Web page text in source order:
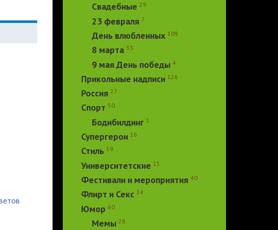
Свадебные 29
23 февраля 7
День влюбленных 109
8 марта 33
9 мая День победы 4
Прикольные надписи 126
Россия 27
Спорт 50
Бодибилдинг 1
Супергерои 16
Стиль 59
Университетские 15
Фестивали и мероприятия 40
Флирт и Секс 24
Юмор 60
Мемы 28